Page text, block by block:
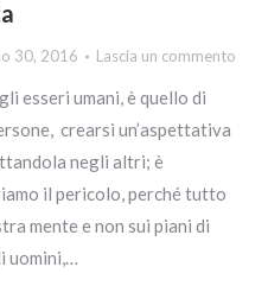
30, 2016 Lascia un commento
esseri umani, è quello di
crearsi un’aspettativa
negli altri; è
il pericolo, perché tutto
mente e non sui piani di
uomini,…